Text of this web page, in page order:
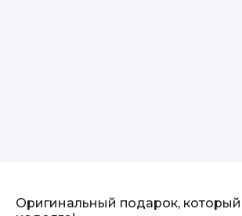
Оригинальный подарок,